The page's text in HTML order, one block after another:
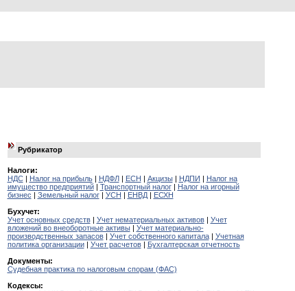
Рубрикатор
Налоги:
НДС| Налог на прибыль| НДФЛ| ЕСН | Акцизы| НДПИ | Налог на
имущество предприятий| Транспортный налог| Налог на игорный
бизнес | Земельный налог| УСН | ЕНВД| ЕСХН
Бухучет:
Учет основных средств| Учет нематериальных активов| Учет
вложений во внеоборотные активы| Учет материально-
производственных запасов| Учет собственного капитала| Учетная
политика организации| Учет расчетов| Бухгалтерская отчетность
Документы:
Судебная практика по налоговым спорам (ФАС)
Кодексы: